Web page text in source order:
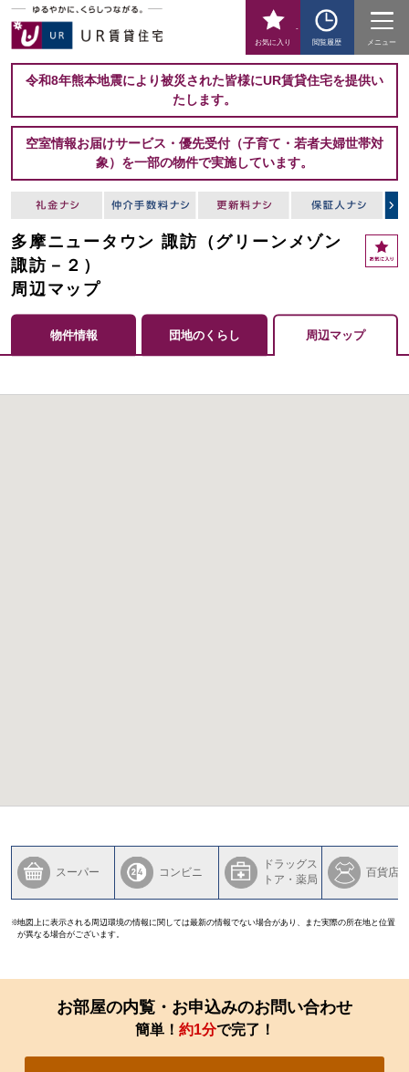
お気に入り
-
閲覧履歴
メニュー
令和8年熊本地震により被災された皆様にUR賃貸住宅を提供い
たします。
空室情報お届けサービス・優先受付（子育て・若者夫婦世帯対
象）を一部の物件で実施しています。
多摩ニュータウン 諏訪（グリーンメゾン
諏訪－２）
周辺マップ
物件情報 団地のくらし 周辺マップ
スーパー コンビニ
ドラッグス
トア・薬局
百貨店
地図上に表示される周辺環境の情報に関しては最新の情報でない場合があり、また実際の所在地と位置
が異なる場合がございます。
お部屋の内覧・お申込みのお問い合わせ
簡単！ 約1分で完了！